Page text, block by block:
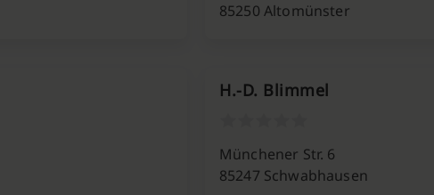
85250 Altomünster
H.-D. Blimmel
Münchener Str. 6
85247 Schwabhausen